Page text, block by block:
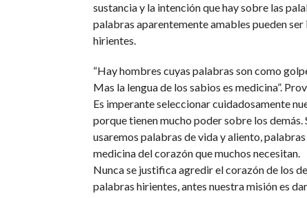
sustancia y la intención que hay sobre las
palabras aparentemente amables pueden ser
hirientes.
“Hay hombres cuyas palabras son como
Mas la lengua de los sabios es medicina”.
Es imperante seleccionar cuidadosamente
porque tienen mucho poder sobre los demás.
usaremos palabras de vida y aliento, palabras
medicina del corazón que muchos necesitan.
Nunca se justifica agredir el corazón de los
palabras hirientes, antes nuestra misión es